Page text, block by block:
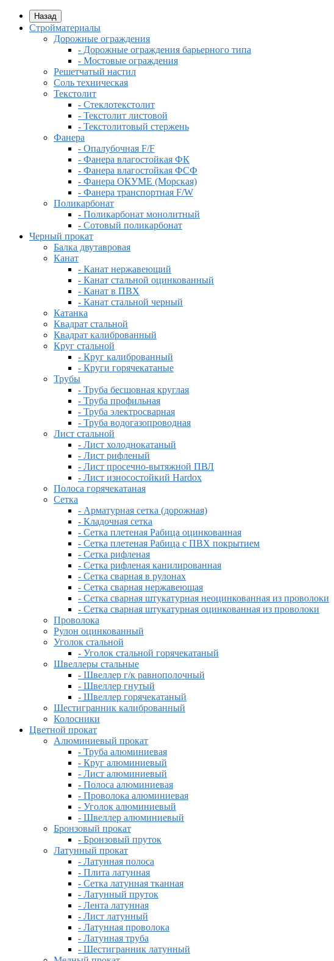
Назад
Стройматериалы
Дорожные ограждения
- Дорожные ограждения барьерного типа
- Мостовые ограждения
Решетчатый настил
Соль техническая
Текстолит
- Стеклотекстолит
- Текстолит листовой
- Текстолитовый стержень
Фанера
- Опалубочная F/F
- Фанера влагостойкая ФК
- Фанера влагостойкая ФСФ
- Фанера ОКУМЕ (Морская)
- Фанера транспортная F/W
Поликарбонат
- Поликарбонат монолитный
- Сотовый поликарбонат
Черный прокат
Балка двутавровая
Канат
- Канат нержавеющий
- Канат стальной оцинкованный
- Канат в ПВХ
- Канат стальной черный
Катанка
Квадрат стальной
Квадрат калиброванный
Круг стальной
- Круг калиброванный
- Круги горячекатаные
Трубы
- Труба бесшовная круглая
- Труба профильная
- Труба электросварная
- Труба водогазопроводная
Лист стальной
- Лист холоднокатаный
- Лист рифленый
- Лист просечно-вытяжной ПВЛ
- Лист износостойкий Hardox
Полоса горячекатаная
Сетка
- Арматурная сетка (дорожная)
- Кладочная сетка
- Сетка плетеная Рабица оцинкованная
- Сетка плетеная Рабица с ПВХ покрытием
- Сетка рифленая
- Сетка рифленая канилированная
- Сетка сварная в рулонах
- Сетка сварная нержавеющая
- Сетка сварная штукатурная неоцинкованная из проволоки
- Сетка сварная штукатурная оцинкованная из проволоки
Проволока
Рулон оцинкованный
Уголок стальной
- Уголок стальной горячекатаный
Швеллеры стальные
- Швеллер г/к равнополочный
- Швеллер гнутый
- Швеллер горячекатаный
Шестигранник калиброванный
Колосники
Цветной прокат
Алюминиевый прокат
- Труба алюминиевая
- Круг алюминиевый
- Лист алюминиевый
- Полоса алюминиевая
- Проволока алюминиевая
- Уголок алюминиевый
- Швеллер алюминиевый
Бронзовый прокат
- Бронзовый пруток
Латунный прокат
- Латунная полоса
- Плита латунная
- Сетка латунная тканная
- Латунный пруток
- Лента латунная
- Лист латунный
- Латунная проволока
- Латунная труба
- Шестигранник латунный